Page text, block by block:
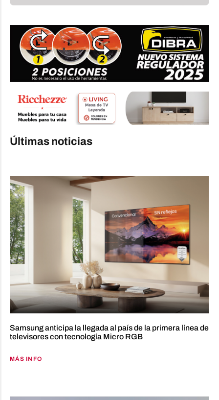
Últimas noticias
Samsung anticipa la llegada al país de la primera línea de
televisores con tecnología Micro RGB
MÁS INFO